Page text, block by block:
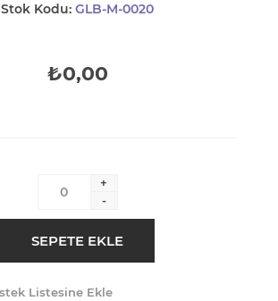
Stok Kodu: GLB-M-0020
₺0,00
+
-